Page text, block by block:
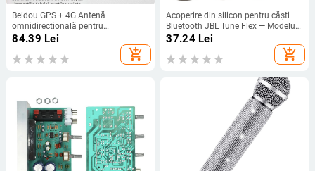
Beidou GPS + 4G Antenă
omnidirecțională pentru
poziționare, două în unu, Antenă de
cabinet cu ieșire dublă, SMA Pin
interior, cablu de 3 m
84.39 Lei
add_shopping_cart
Acoperire din silicon pentru căști
Bluetooth JBL Tune Flex — Modelul
T029 — Compatibil cu JBL Tune
37.24Lei
add_shopping_cart